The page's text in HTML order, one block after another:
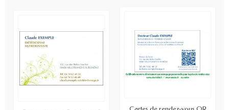
complémentaires
Format compact, facile à classer et à
transmettre
Papier extra-blanc 300 g/m² : bonne tenue en
poche, en présentoir ou au secrétariat